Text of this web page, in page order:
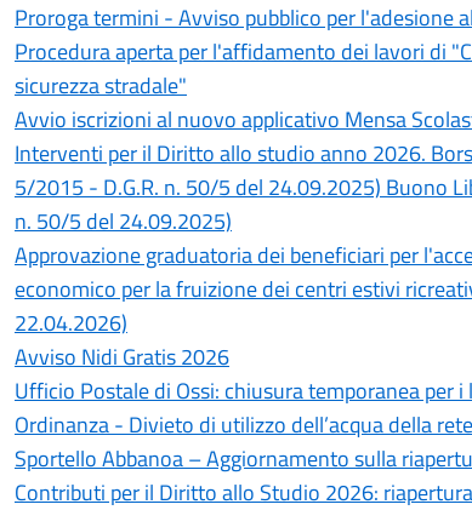
Proroga termini - Avviso pubblico per l'adesione
Procedura aperta per l'affidamento dei lavori di
sicurezza stradale"
Avvio iscrizioni al nuovo applicativo Mensa
Interventi per il Diritto allo studio anno 2026.
5/2015 - D.G.R. n. 50/5 del 24.09.2025) Buono
n. 50/5 del 24.09.2025)
Approvazione graduatoria dei beneficiari per
economico per la fruizione dei centri estivi
22.04.2026)
Avviso Nidi Gratis 2026
Ufficio Postale di Ossi: chiusura temporanea per
Ordinanza - Divieto di utilizzo dell’acqua della
Sportello Abbanoa – Aggiornamento sulla
Contributi per il Diritto allo Studio 2026: